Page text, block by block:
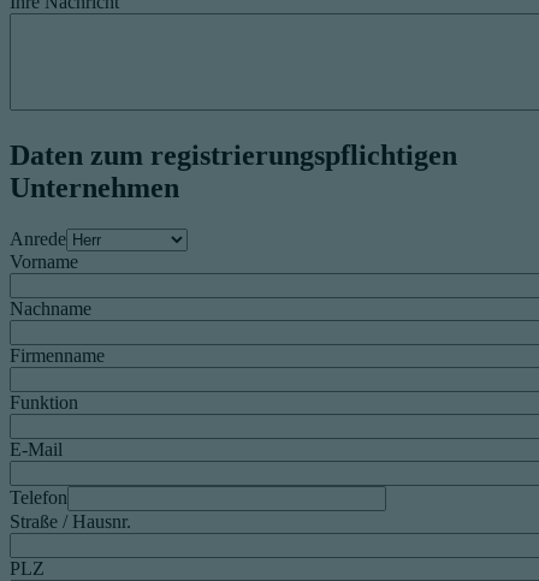
Daten zum registrierungspflichtigen
Unternehmen
Anrede
Vorname
Nachname
Firmenname
Funktion
E-Mail
Telefon
Straße / Hausnr.
PLZ